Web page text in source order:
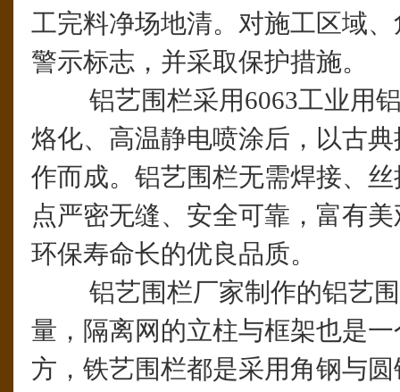
工完料净场地清。对施工区域
警示标志，并采取保护措施。
铝艺围栏采用6063工业用铝
烙化、高温静电喷涂后，以古
作而成。铝艺围栏无需焊接、
点严密无缝、安全可靠，富有
环保寿命长的优良品质。
铝艺围栏厂家制作的铝艺围
量，隔离网的立柱与框架也是
方，铁艺围栏都是采用角钢与